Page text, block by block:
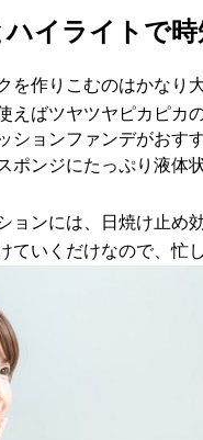
イライトで
を作りこむのはかなり
えばツヤツヤピカピカ
ションファンデがおす
ポンジにたっぷり液体
ョンには、日焼け止め
ていくだけなので、